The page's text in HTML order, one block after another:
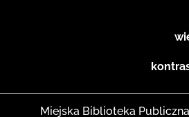
Miejska Biblioteka